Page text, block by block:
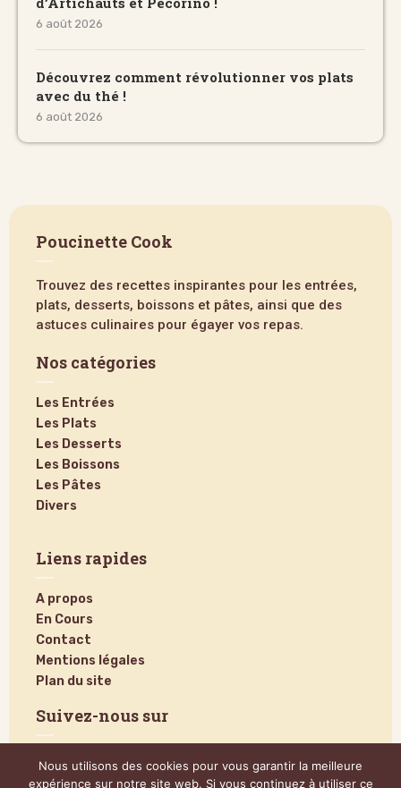
6 août 2026
Découvrez comment révolutionner vos plats
avec du thé !
6 août 2026
Poucinette Cook
Trouvez des recettes inspirantes pour les entrées,
plats, desserts, boissons et pâtes, ainsi que des
astuces culinaires pour égayer vos repas.
Nos catégories
Les Entrées
Les Plats
Les Desserts
Les Boissons
Les Pâtes
Divers
Liens rapides
A propos
En Cours
Contact
Mentions légales
Plan du site
Suivez-nous sur
Nous utilisons des cookies pour vous garantir la meilleure
expérience sur notre site web. Si vous continuez à utiliser ce